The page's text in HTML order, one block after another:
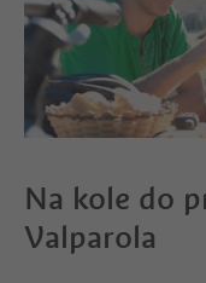
Na kole do
Valparola